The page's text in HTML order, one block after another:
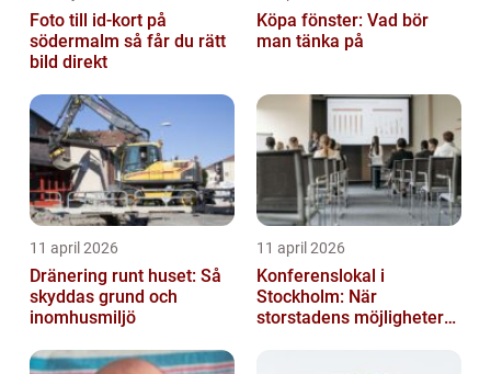
Foto till id-kort på
södermalm så får du rätt
bild direkt
Köpa fönster: Vad bör
man tänka på
11 april 2026
Dränering runt huset: Så
skyddas grund och
inomhusmiljö
11 april 2026
Konferenslokal i
Stockholm: När
storstadens möjligheter